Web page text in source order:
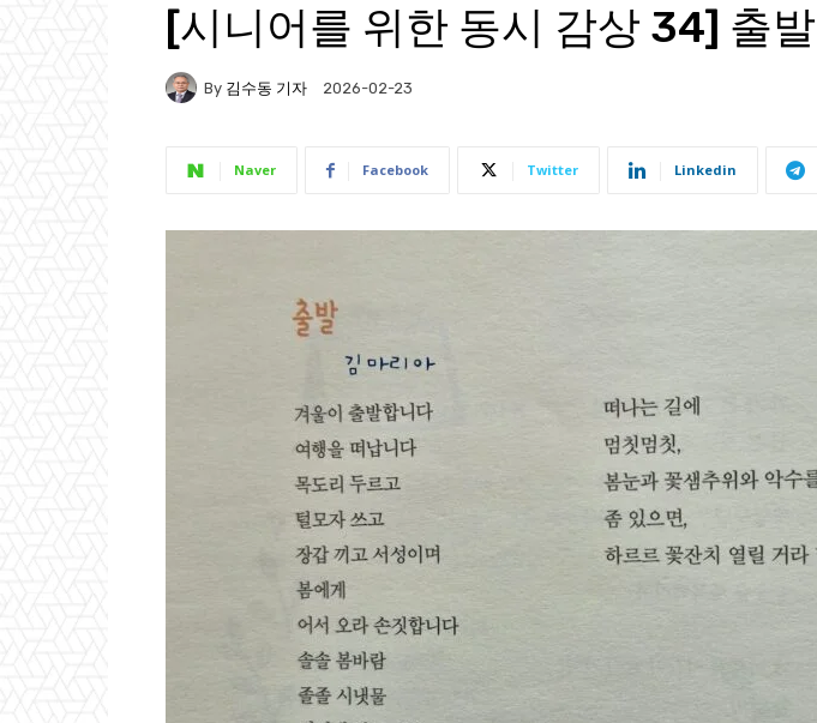
[시니어를 위한 동시 감상 34] 출발
By 김수동 기자 2026-02-23
Naver Facebook Twitter Linkedin